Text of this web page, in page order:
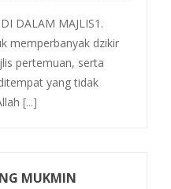
DALAM MAJLIS1.
memperbanyak dzikir
pertemuan, serta
yang tidak
[...]
MUKMIN